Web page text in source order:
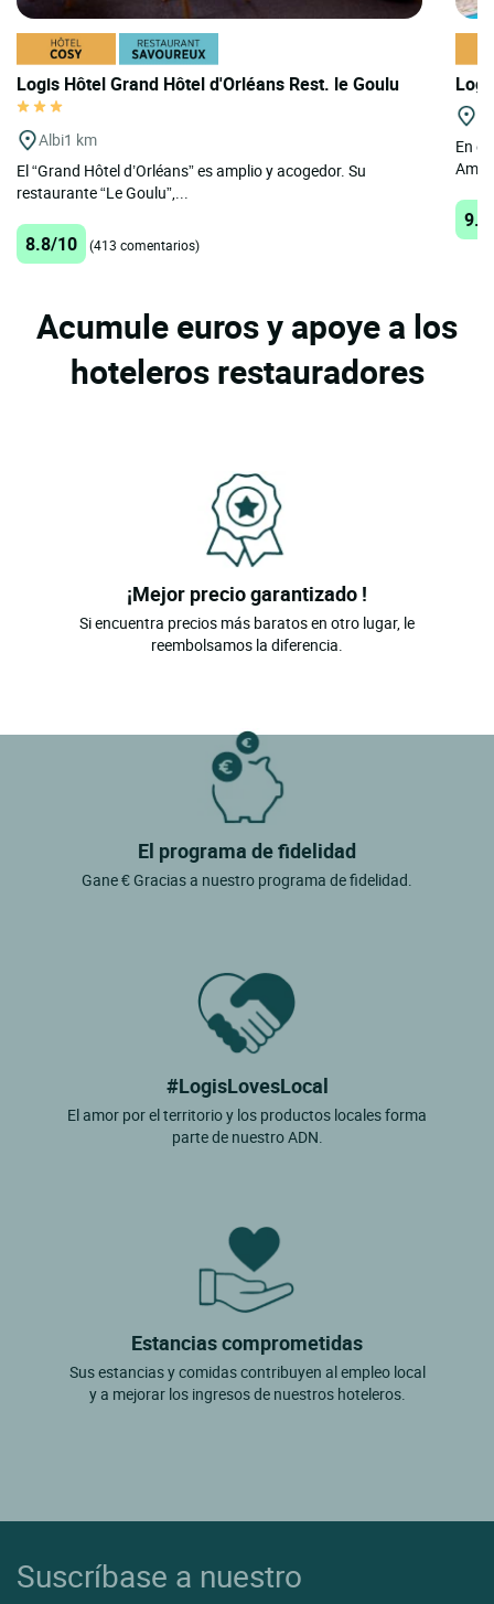
Logis Hôtel Grand Hôtel d'Orléans Rest. le Goulu
Albi1 km
El “Grand Hôtel d’Orléans” es amplio y acogedor. Su
restaurante “Le Goulu”,...
8.8/10 (413 comentarios)
En el
Acumule euros y apoye a los
hoteleros restauradores
¡Mejor precio garantizado !
Si encuentra precios más baratos en otro lugar, le
reembolsamos la diferencia.
El programa de fidelidad
Gane € Gracias a nuestro programa de fidelidad.
#LogisLovesLocal
El amor por el territorio y los productos locales forma
parte de nuestro ADN.
Estancias comprometidas
Sus estancias y comidas contribuyen al empleo local
y a mejorar los ingresos de nuestros hoteleros.
Suscríbase a nuestro